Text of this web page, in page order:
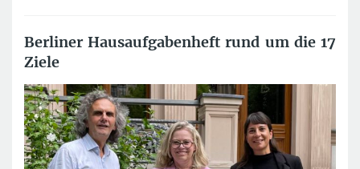
Berliner Hausaufgabenheft rund um die 17
Ziele